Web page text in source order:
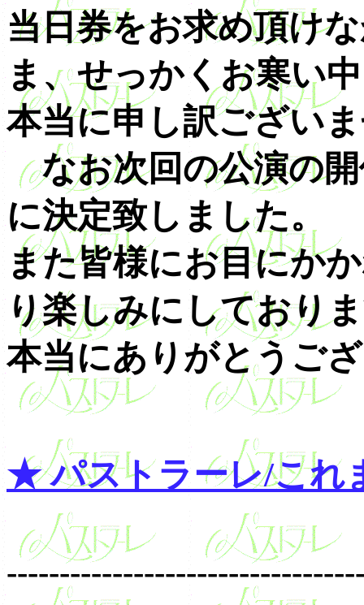
当日券をお求め頂け
ま、せっかくお寒い
本当に申し訳ござい
なお次回の公演の開
に決定致しました。
また皆様にお目にか
り楽しみにしており
本当にありがとうご
★ パストラーレ/これ